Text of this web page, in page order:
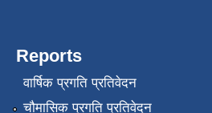
Reports
वार्षिक प्रगति प्रतिवेदन
चौमासिक प्रगति प्रतिवेदन